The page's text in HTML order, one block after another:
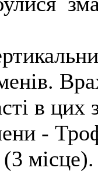
в
-
місце).